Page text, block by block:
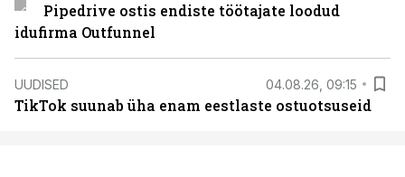
Pipedrive ostis endiste töötajate loodud
idufirma Outfunnel
UUDISED 04.08.26, 09:15
TikTok suunab üha enam eestlaste ostuotsuseid